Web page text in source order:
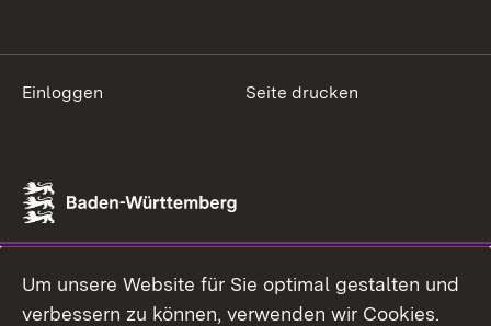
Einloggen Seite drucken
Um unsere Website für Sie optimal gestalten und
verbessern zu können, verwenden wir Cookies.